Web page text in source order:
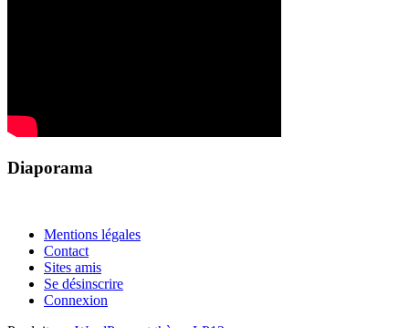
Diaporama
Mentions légales
Contact
Sites amis
Se désinscrire
Connexion